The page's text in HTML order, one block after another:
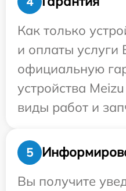
Как только
и оплаты услуги
официальную
устройства
виды работ и
5
Вы получите